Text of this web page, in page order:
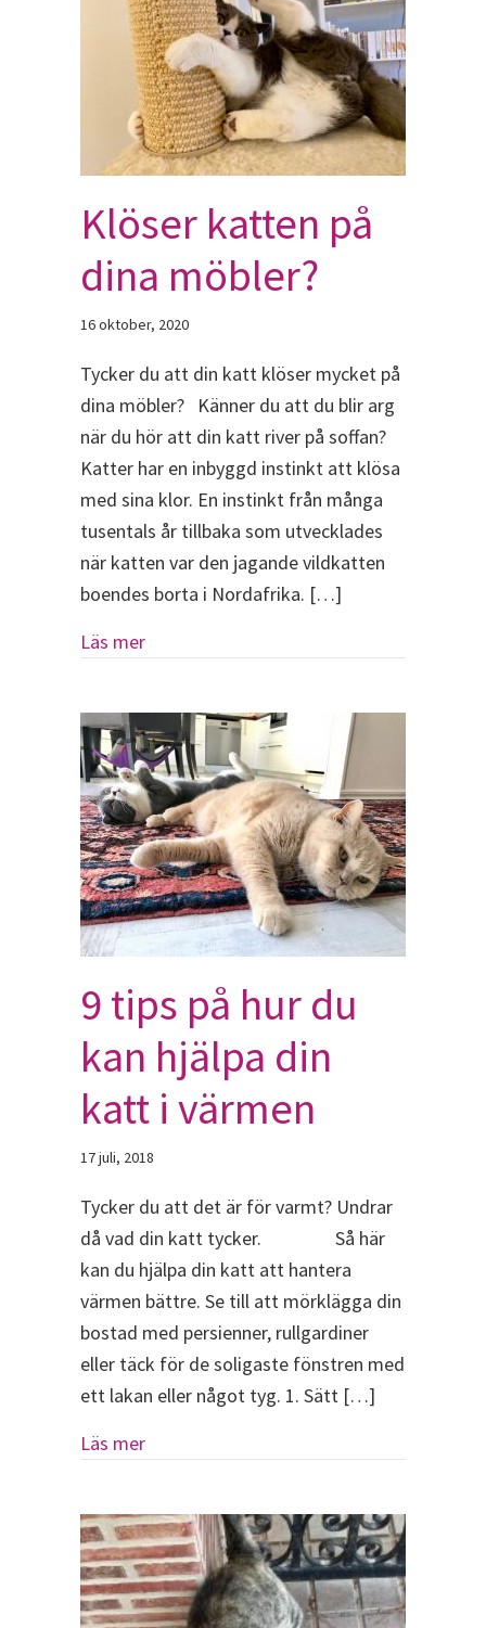
Klöser katten på
dina möbler?
16 oktober, 2020
Tycker du att din katt klöser mycket på
dina möbler? Känner du att du blir arg
när du hör att din katt river på soffan?
Katter har en inbyggd instinkt att klösa
med sina klor. En instinkt från många
tusentals år tillbaka som utvecklades
när katten var den jagande vildkatten
boendes borta i Nordafrika. […]
Läs merabout Klöser katten på dina möbler?
9 tips på hur du
kan hjälpa din
katt i värmen
17 juli, 2018
Tycker du att det är för varmt? Undrar
då vad din katt tycker. Så här
kan du hjälpa din katt att hantera
värmen bättre. Se till att mörklägga din
bostad med persienner, rullgardiner
eller täck för de soligaste fönstren med
ett lakan eller något tyg. 1. Sätt […]
Läs merabout 9 tips på hur du kan hjälpa din katt